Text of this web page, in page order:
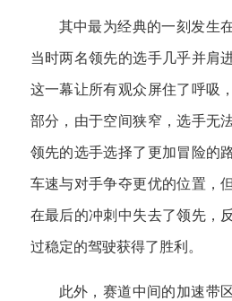
其中最为经典的一刻发生
当时两名领先的选手几乎并肩
这一幕让所有观众屏住了呼吸
部分，由于空间狭窄，选手无
领先的选手选择了更加冒险的
车速与对手争夺更优的位置，
在最后的冲刺中失去了领先，
过稳定的驾驶获得了胜利。
此外，赛道中间的加速带